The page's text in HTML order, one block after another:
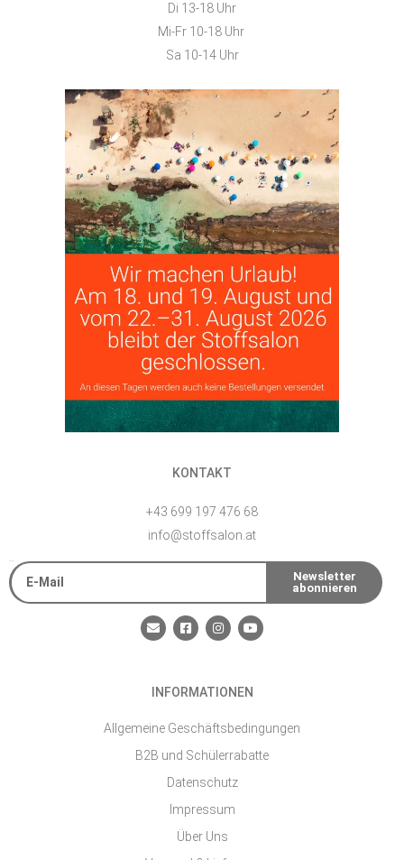
Di 13-18 Uhr
Mi-Fr 10-18 Uhr
Sa 10-14 Uhr
KONTAKT
+43 699 197 476 68
info@stoffsalon.at
Newsletter
abonnieren
E
n
o
F
a
o
-
q
a
r
e
I
n
g
m
Y
o
b
INFORMATIONEN
Allgemeine Geschäftsbedingungen
B2B und Schülerrabatte
Datenschutz
Impressum
Über Uns